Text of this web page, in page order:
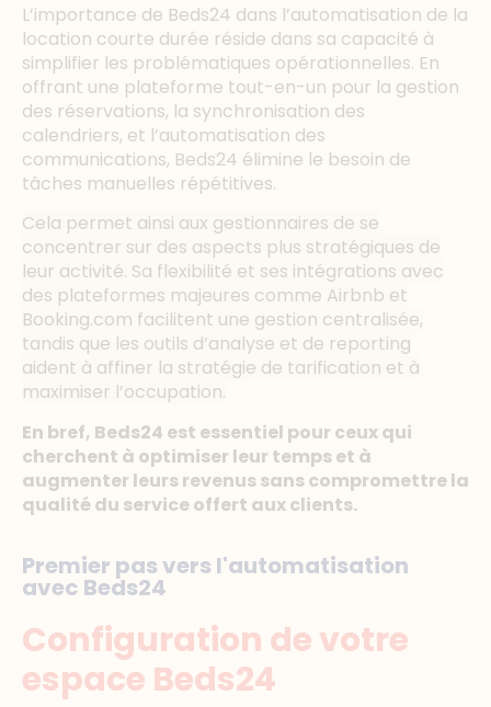
L’importance de Beds24 dans l’automatisation de la
location courte durée réside dans sa capacité à
simplifier les problématiques opérationnelles. En
offrant une plateforme tout-en-un pour la gestion
des réservations, la synchronisation des
calendriers, et l’automatisation des
communications, Beds24 élimine le besoin de
tâches manuelles répétitives.
Cela permet ainsi aux gestionnaires de se
concentrer sur des aspects plus stratégiques de
leur activité. Sa flexibilité et ses intégrations avec
des plateformes majeures comme Airbnb et
Booking.com facilitent une gestion centralisée,
tandis que les outils d’analyse et de reporting
aident à affiner la stratégie de tarification et à
maximiser l’occupation.
En bref, Beds24 est essentiel pour ceux qui
cherchent à optimiser leur temps et à
augmenter leurs revenus sans compromettre la
qualité du service offert aux clients.
Premier pas vers l'automatisation
avec Beds24
Configuration de votre
espace Beds24